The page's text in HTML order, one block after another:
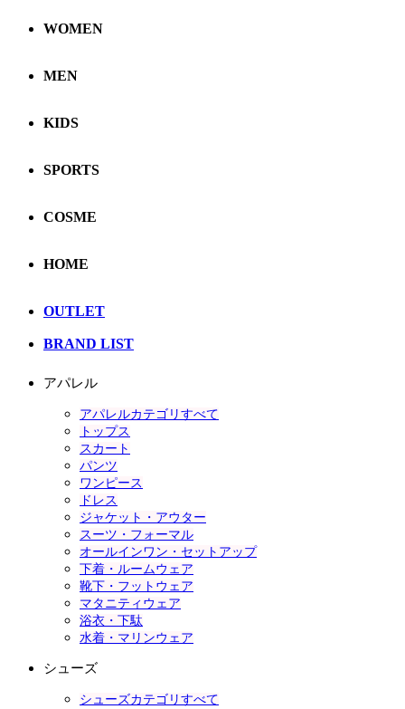
WOMEN
MEN
KIDS
SPORTS
COSME
HOME
OUTLET
BRAND LIST
アパレル
アパレルカテゴリすべて
トップス
スカート
パンツ
ワンピース
ドレス
ジャケット・アウター
スーツ・フォーマル
オールインワン・セットアップ
下着・ルームウェア
靴下・フットウェア
マタニティウェア
浴衣・下駄
水着・マリンウェア
シューズ
シューズカテゴリすべて